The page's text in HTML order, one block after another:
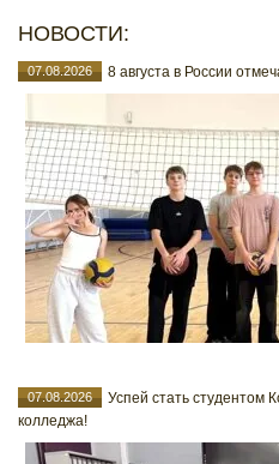
НОВОСТИ:
07.08.2026 8 августа в России
07.08.2026
Успей стать студентом
колледжа!